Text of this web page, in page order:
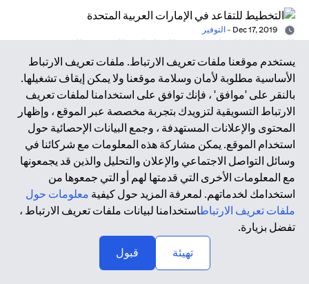
- التوفير
التخطيط للتقاعد في الإمارات العربية المتحدة
إذا كانت تصوراتك عن التقاعد مثل معظم الناس وتحلم بقضاء
عطلة شاطئية مشمسة وممارسة هواياتك المفضلة والاستمتاع
بوقتك مع أحبائك، فلا بد أن يكون لديك خطة مسبقة لذلك. قبل كل
شيء، ينبغي أن تواجه الأمر بموضوعية - فأنت تتقاعد من العمل،
وليس من الحياة.
التكنولوجيا المالية
عصر التكنولوجيا المالية
أدت الأزمة المالية العالمية في عام 2008 وما نتج عنها من
تداعيات إلى تسريع الحاجة إلى الابتكار داخل هذا القطاع، ومن هنا
بزغ مصطلح التكنولوجيا المالية من رحم التعاون المكثف بين
أصحاب المصلحة داخل القطاع. تعتمد التكنولوجيا المالية على
يستخدم موقعنا ملفات تعريف الارتباط. ملفات تعريف الارتباط
الأساسية مطلوبة لأمان وسلامة موقعنا ولا يمكن إيقاف تشغيلها.
بالنقر على 'موافق' ، فإنك توافق على استخدامنا لملفات تعريف
الارتباط التسويقية لتزويدك بتجربة مخصصة عبر الموقع ، وإظهار
المحتوى والإعلانات المستهدفة ، وجمع البيانات الإحصائية حول
استخدام الموقع. يمكن مشاركة هذه المعلومات مع شركائنا في
وسائل التواصل الاجتماعي والإعلان والتحليل والذين قد يجمعونها
مع المعلومات الأخرى التي قدمتها لهم أو التي جمعوها من
استخدامك لخدماتهم. لمعرفة المزيد حول كيفية معلومات حول
ملفات تعريف الارتباطاستخدامنا لبيانات ملفات تعريف الارتباط ،
تفضل بزيارة.
تهيئة
قبول